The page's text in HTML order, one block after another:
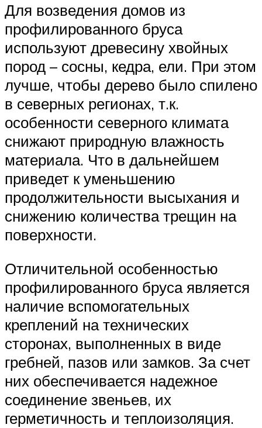
Для возведения домов из
профилированного бруса
используют древесину хвойных
пород – сосны, кедра, ели. При этом
лучше, чтобы дерево было спилено
в северных регионах, т.к.
особенности северного климата
снижают природную влажность
материала. Что в дальнейшем
приведет к уменьшению
продолжительности высыхания и
снижению количества трещин на
поверхности.
Отличительной особенностью
профилированного бруса является
наличие вспомогательных
креплений на технических
сторонах, выполненных в виде
гребней, пазов или замков. За счет
них обеспечивается надежное
соединение звеньев, их
герметичность и теплоизоляция.